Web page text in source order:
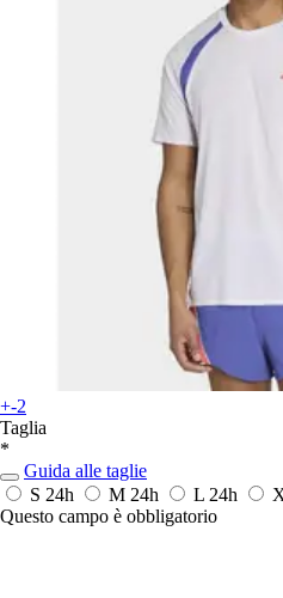
+-2
Taglia
*
Guida alle taglie
S 24h M 24h L 24h
Questo campo è obbligatorio